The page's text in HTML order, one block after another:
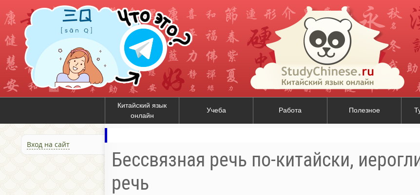
Китайский язык
онлайн
Учеба Работа Полезное
Вход на сайт
Бессвязная речь по-китайски,
речь